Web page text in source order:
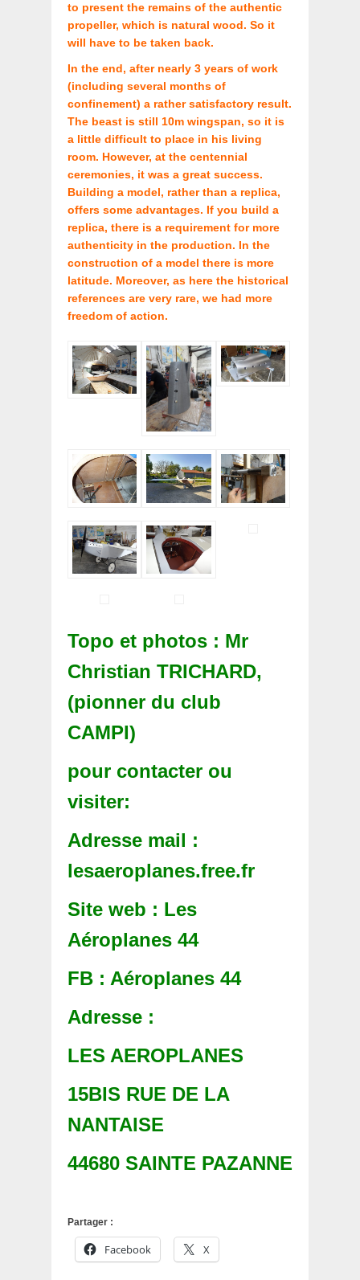
to present the remains of the authentic
propeller, which is natural wood. So it
will have to be taken back.
In the end, after nearly 3 years of work
(including several months of
confinement) a rather satisfactory result.
The beast is still 10m wingspan, so it is
a little difficult to place in his living
room. However, at the centennial
ceremonies, it was a great success.
Building a model, rather than a replica,
offers some advantages. If you build a
replica, there is a requirement for more
authenticity in the production. In the
construction of a model there is more
latitude. Moreover, as here the historical
references are very rare, we had more
freedom of action.
Topo et photos : Mr
Christian TRICHARD,
(pionner du club
CAMPI)
pour contacter ou
visiter:
Adresse mail :
lesaeroplanes.free.fr
Site web : Les
Aéroplanes 44
FB : Aéroplanes 44
Adresse :
LES AEROPLANES
15BIS RUE DE LA
NANTAISE
44680 SAINTE PAZANNE
Partager :
Facebook X